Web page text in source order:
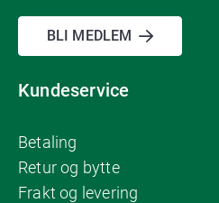
BLI MEDLEM
Kundeservice
Betaling
Retur og bytte
Frakt og levering